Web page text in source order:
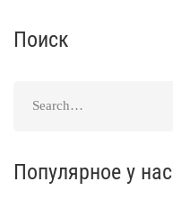
Поиск
Популярное у нас